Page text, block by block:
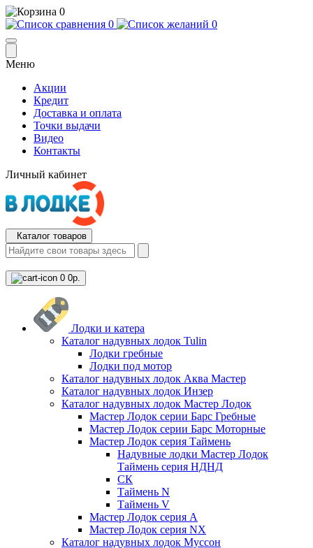
0
0
0
Меню
Акции
Кредит
Доставка и оплата
Точки выдачи
Видео
Контакты
Личный кабинет
Каталог товаров
0 0р.
Лодки и катера
Каталог надувных лодок Tulin
Лодки гребные
Лодки под мотор
Каталог надувных лодок Аква Мастер
Каталог надувных лодок Инзер
Каталог надувных лодок Мастер Лодок
Мастер Лодок серии Барс Гребные
Мастер Лодок серии Барс Моторные
Мастер Лодок серия Таймень
Надувные лодки Мастер Лодок
Таймень серия НДНД
СК
Таймень N
Таймень V
Мастер Лодок серия А
Мастер Лодок серия NX
Каталог надувных лодок Муссон